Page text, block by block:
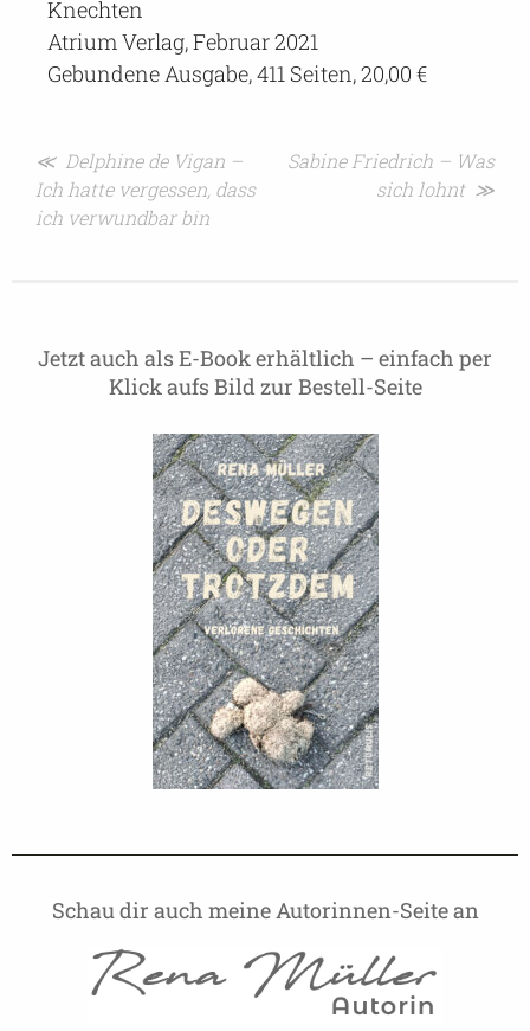
Knechten
Atrium Verlag, Februar 2021
Gebundene Ausgabe, 411 Seiten, 20,00 €
Beitragsnavigation
≪ Delphine de Vigan –
Ich hatte vergessen, dass
ich verwundbar bin
Sabine Friedrich – Was
sich lohnt ≫
Jetzt auch als E-Book erhältlich – einfach per
Klick aufs Bild zur Bestell-Seite
Schau dir auch meine Autorinnen-Seite an